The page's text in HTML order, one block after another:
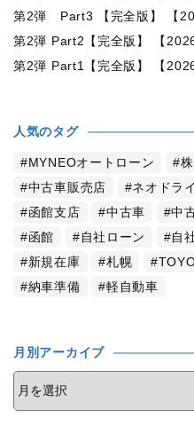
人気のタグ
MYNEOオートローン
中古車販売店
ネオドラ
函館支店
中古車 中
函館
自社ローン 自
新規在庫
札幌
納車準備
軽自動車
月別アーカイブ